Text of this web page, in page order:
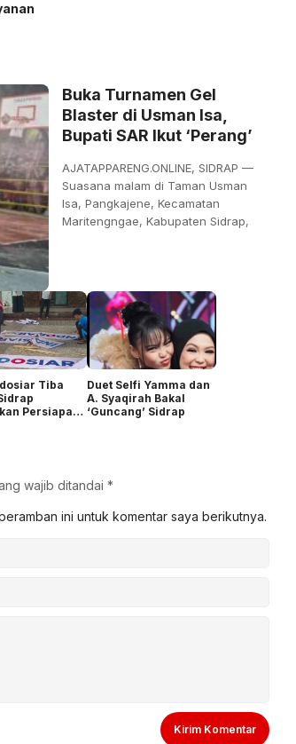
Buka Turnamen Gel
Blaster di Usman Isa,
Bupati SAR Ikut ‘Perang’
AJATAPPARENG.ONLINE, SIDRAP —
Suasana malam di Taman Usman
Isa, Pangkajene, Kecamatan
Maritengngae, Kabupaten Sidrap,
Tiba
Persiapan
Duet Selfi Yamma dan
A. Syaqirah Bakal
‘Guncang’ Sidrap
wajib ditandai *
ini untuk komentar saya berikutnya.